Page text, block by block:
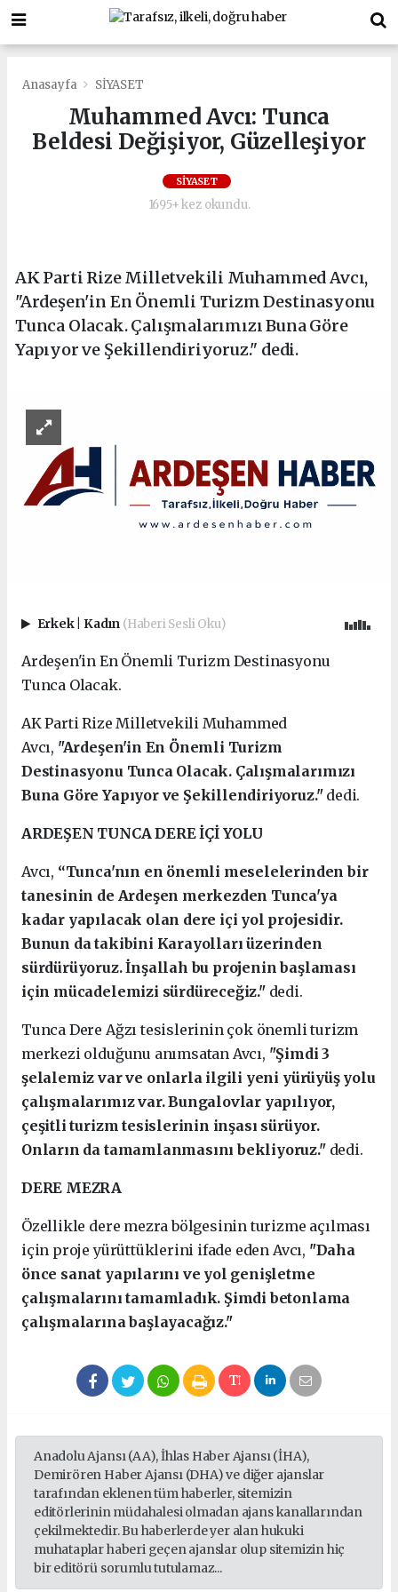
Anasayfa SİYASET
Muhammed Avcı: Tunca
Beldesi Değişiyor, Güzelleşiyor
SİYASET
1695+ kez okundu.
AK Parti Rize Milletvekili Muhammed Avcı,
"Ardeşen'in En Önemli Turizm Destinasyonu
Tunca Olacak. Çalışmalarımızı Buna Göre
Yapıyor ve Şekillendiriyoruz." dedi.
Erkek Kadın (Haberi Sesli Oku)
Ardeşen'in En Önemli Turizm Destinasyonu
Tunca Olacak.
AK Parti Rize Milletvekili Muhammed
Avcı, "Ardeşen'in En Önemli Turizm
Destinasyonu Tunca Olacak. Çalışmalarımızı
Buna Göre Yapıyor ve Şekillendiriyoruz."dedi.
ARDEŞEN TUNCA DERE İÇİ YOLU
Avcı, “Tunca'nın en önemli meselelerinden bir
tanesinin de Ardeşen merkezden Tunca'ya
kadar yapılacak olan dere içi yol projesidir.
Bunun da takibini Karayolları üzerinden
sürdürüyoruz. İnşallah bu projenin başlaması
için mücadelemizi sürdüreceğiz."dedi.
Tunca Dere Ağzı tesislerinin çok önemli turizm
merkezi olduğunu anımsatan Avcı, "Şimdi 3
şelalemiz var ve onlarla ilgili yeni yürüyüş yolu
çalışmalarımız var. Bungalovlar yapılıyor,
çeşitli turizm tesislerinin inşası sürüyor.
Onların da tamamlanmasını bekliyoruz."dedi.
DERE MEZRA
Özellikle dere mezra bölgesinin turizme açılması
için proje yürüttüklerini ifade eden Avcı, "Daha
önce sanat yapılarını ve yol genişletme
çalışmalarını tamamladık. Şimdi betonlama
çalışmalarına başlayacağız."
Anadolu Ajansı (AA), İhlas Haber Ajansı (İHA),
Demirören Haber Ajansı (DHA) ve diğer ajanslar
tarafından eklenen tüm haberler, sitemizin
editörlerinin müdahalesi olmadan ajans kanallarından
çekilmektedir. Bu haberlerde yer alan hukuki
muhataplar haberi geçen ajanslar olup sitemizin hiç
bir editörü sorumlu tutulamaz...